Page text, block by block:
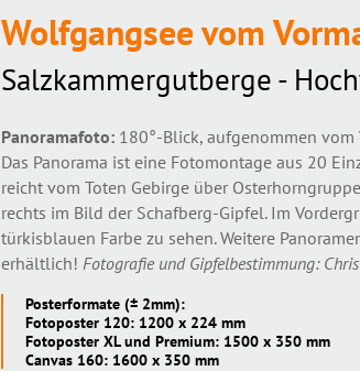
Wolfgangsee vom
Salzkammergutberge -
Panoramafoto:180°-Blick, aufgenommen vom
Das Panorama ist eine Fotomontage aus 20
reicht vom Toten Gebirge über
rechts im Bild der Schafberg-Gipfel. Im
türkisblauen Farbe zu sehen. Weitere
erhältlich! Fotografie und Gipfelbestimmung:
Posterformate (± 2mm):
Fotoposter 120: 1200 x 224 mm
Fotoposter XL und Premium: 1500 x 350 mm
Canvas 160: 1600 x 350 mm